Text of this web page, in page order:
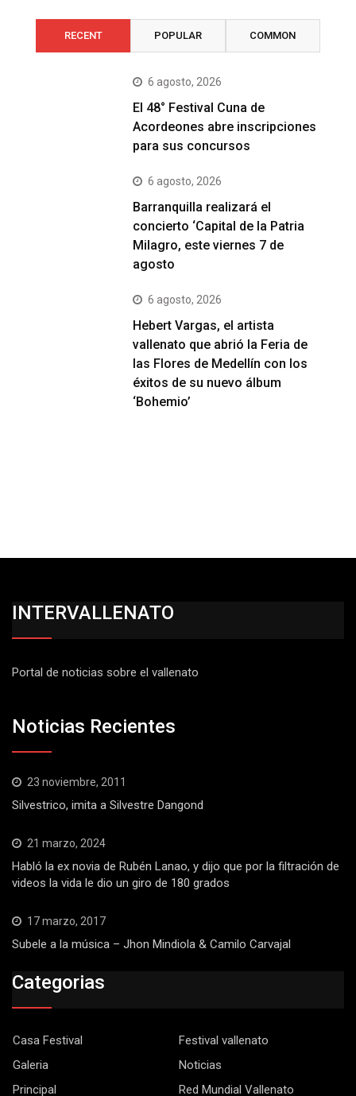
RECENT POPULAR COMMON
6 agosto, 2026
El 48° Festival Cuna de
Acordeones abre inscripciones
para sus concursos
6 agosto, 2026
Barranquilla realizará el
concierto ‘Capital de la Patria
Milagro, este viernes 7 de
agosto
6 agosto, 2026
Hebert Vargas, el artista
vallenato que abrió la Feria de
las Flores de Medellín con los
éxitos de su nuevo álbum
‘Bohemio’
INTERVALLENATO
Portal de noticias sobre el vallenato
Noticias Recientes
23 noviembre, 2011
Silvestrico, imita a Silvestre Dangond
21 marzo, 2024
Habló la ex novia de Rubén Lanao, y dijo que por la filtración de
videos la vida le dio un giro de 180 grados
17 marzo, 2017
Subele a la música – Jhon Mindiola & Camilo Carvajal
Categorias
Casa Festival
Festival vallenato
Galeria
Noticias
Principal
Red Mundial Vallenato